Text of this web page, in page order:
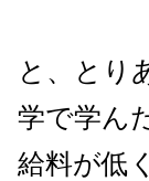
と、とり
学で学ん
給料が低